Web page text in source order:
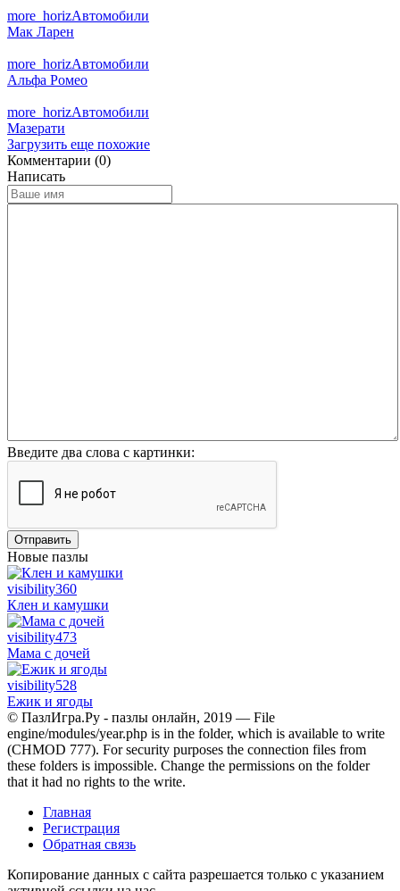
more_horizАвтомобили
Мак Ларен
more_horizАвтомобили
Альфа Ромео
more_horizАвтомобили
Мазерати
Загрузить еще похожие
Комментарии (0)
Написать
Введите два слова с картинки:
Отправить
Новые пазлы
visibility360
Клен и камушки
visibility473
Мама с дочей
visibility528
Ежик и ягоды
© ПазлИгра.Ру - пазлы онлайн, 2019 — File
engine/modules/year.php is in the folder, which is available to write
(CHMOD 777). For security purposes the connection files from
these folders is impossible. Change the permissions on the folder
that it had no rights to the write.
Главная
Регистрация
Обратная связь
Копирование данных с сайта разрешается только с указанием